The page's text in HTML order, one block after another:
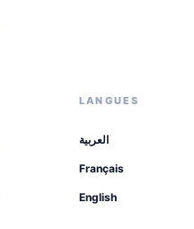
LANGUES
العربية
Français
English